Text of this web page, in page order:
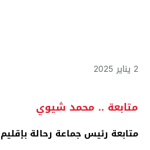
2 يناير 2025
متابعة .. محمد شيوي
متابعة رئيس جماعة رحالة